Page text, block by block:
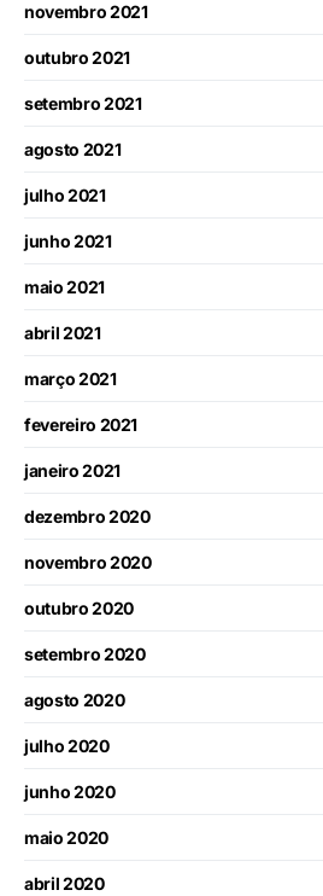
novembro 2021
outubro 2021
setembro 2021
agosto 2021
julho 2021
junho 2021
maio 2021
abril 2021
março 2021
fevereiro 2021
janeiro 2021
dezembro 2020
novembro 2020
outubro 2020
setembro 2020
agosto 2020
julho 2020
junho 2020
maio 2020
abril 2020